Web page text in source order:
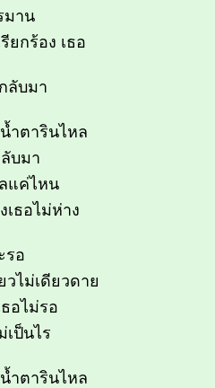
มาน
ยกร้อง เธอ
ลับมา
ำตารินไหล
บมา
แค่ไหน
เธอไม่ห่าง
รอ
วไม่เดียวดาย
อไม่รอ
เป็นไร
ำตารินไหล